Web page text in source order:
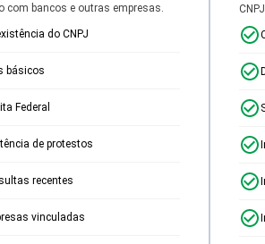
com bancos e outras empresas.
do CNPJ
básicos
Federal
de protestos
recentes
vinculadas